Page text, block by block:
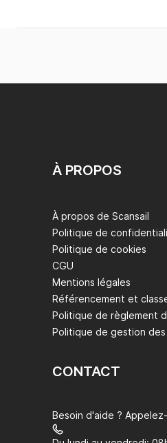
À PROPOS
À propos de Scansail
Politique de
Politique de cookies
CGU
Mentions légales
Référencement et
Politique de règlement
Politique de gestion des
CONTACT
Besoin d'aide ?